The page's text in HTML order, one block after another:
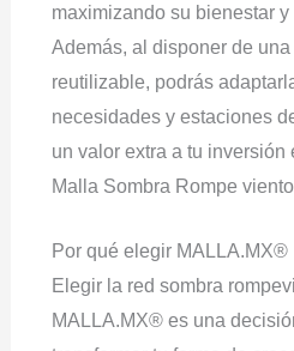
maximizando su bienestar
Además, al disponer de
reutilizable, podrás
necesidades y estaciones
un valor extra a tu inversión
Malla Sombra Rompe
Por qué elegir MALLA.MX®
Elegir la red sombra
MALLA.MX® es una